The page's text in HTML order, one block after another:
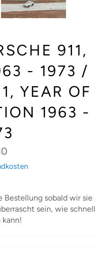
911,
- 1973 /
YEAR OF
1963 -
Bestellung sobald wir sie
sein, wie schnell
kann!